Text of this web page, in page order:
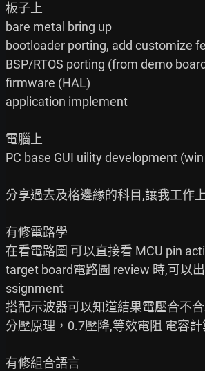
板子上
bare metal bring up
bootloader porting, add customize
BSP/RTOS porting (from demo
firmware (HAL)
application implement
電腦上
PC base GUI uility development
分享過去及格邊緣的科目,讓我工作
有修電路學
在看電路圖 可以直接看 MCU pin
target board電路圖 review 時,可以
ssignment
搭配示波器可以知道結果電壓合不
分壓原理，0.7壓降,等效電阻 電容計
有修組合語言